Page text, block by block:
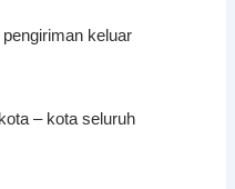
keluar
– kota seluruh